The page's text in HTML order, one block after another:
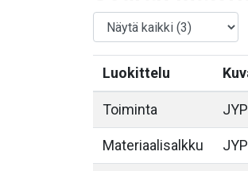
Luokittelu
Toiminta
Materiaalisalkku